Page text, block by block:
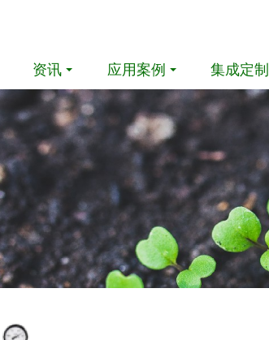
资讯 应用案例 集成定制